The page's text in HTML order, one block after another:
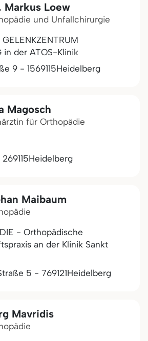
Markus Loew
und Unfallchirurgie
in der ATOS-Klinik
9 - 1569115Heidelberg
Magosch
für Orthopädie
269115Heidelberg
Maibaum
- Orthopädische
an der Klinik Sankt
5 - 769121Heidelberg
Mavridis